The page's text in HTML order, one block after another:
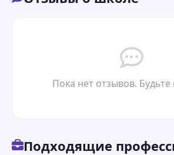
Пока нет отзывов.
Подходящие